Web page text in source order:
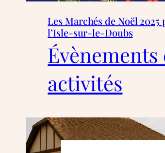
Les Marchés de Noël 2025
l’Isle-sur-le-Doubs
Évènements
activités